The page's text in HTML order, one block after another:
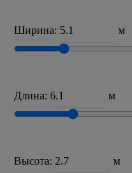
Ширина: м
Длина: м
Высота: м